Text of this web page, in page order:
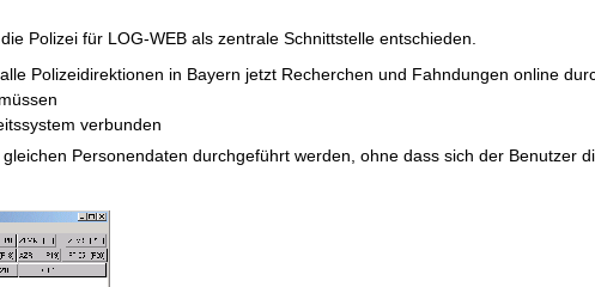
Polizei für LOG-WEB als zentrale Schnittstelle entschieden.
Polizeidirektionen in Bayern jetzt Recherchen und Fahndungen online
verbunden
Personendaten durchgeführt werden, ohne dass sich der Benutzer